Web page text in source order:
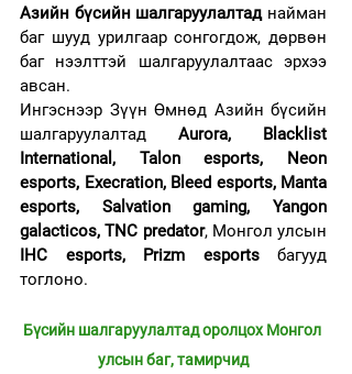
Азийн бүсийн шалгаруулалтад найман
баг шууд урилгаар сонгогдож, дөрвөн
баг нээлттэй шалгаруулалтаас эрхээ
авсан.
Ингэснээр Зүүн Өмнөд Азийн бүсийн
шалгаруулалтад Aurora, Blacklist
International, Talon esports, Neon
esports, Execration, Bleed esports, Manta
esports, Salvation gaming, Yangon
galacticos, TNC predator
IHC esports, Prizm esports багууд
тоглоно.
Бүсийн шалгаруулалтад оролцох Монгол
улсын баг, тамирчид